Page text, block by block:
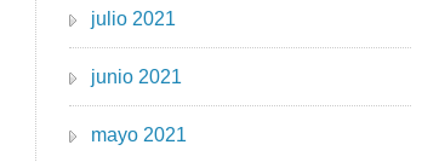
julio 2021
junio 2021
mayo 2021